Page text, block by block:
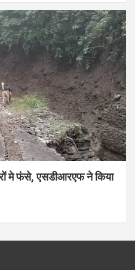
मे फंसे, एसडीआरएफ ने किया